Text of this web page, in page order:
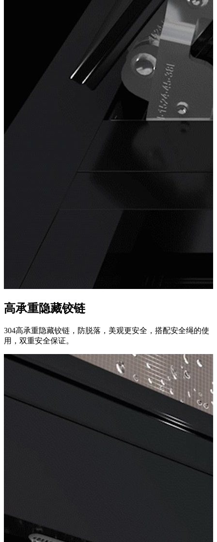
高承重隐藏铰链
304高承重隐藏铰链，防脱落，美观更安全，搭配安全绳的使
用，双重安全保证。